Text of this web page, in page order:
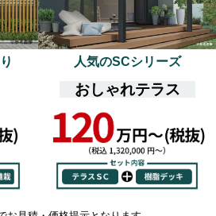
人気のSCシリーズ
おしゃれテラス